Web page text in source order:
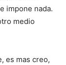
impone nada.
medio
es mas creo,